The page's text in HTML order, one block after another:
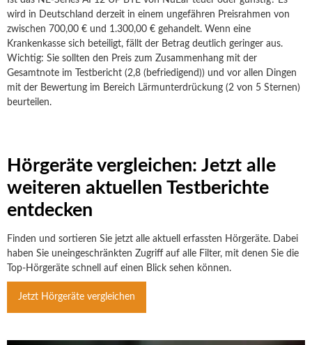
wird in Deutschland derzeit in einem ungefähren Preisrahmen von
zwischen 700,00 € und 1.300,00 € gehandelt. Wenn eine
Krankenkasse sich beteiligt, fällt der Betrag deutlich geringer aus.
Wichtig: Sie sollten den Preis zum Zusammenhang mit der
Gesamtnote im Testbericht (2,8 (befriedigend)) und vor allen Dingen
mit der Bewertung im Bereich Lärmunterdrückung (2 von 5 Sternen)
beurteilen.
Hörgeräte vergleichen: Jetzt alle
weiteren aktuellen Testberichte
entdecken
Finden und sortieren Sie jetzt alle aktuell erfassten Hörgeräte. Dabei
haben Sie uneingeschränkten Zugriff auf alle Filter, mit denen Sie die
Top-Hörgeräte schnell auf einen Blick sehen können.
Jetzt Hörgeräte vergleichen